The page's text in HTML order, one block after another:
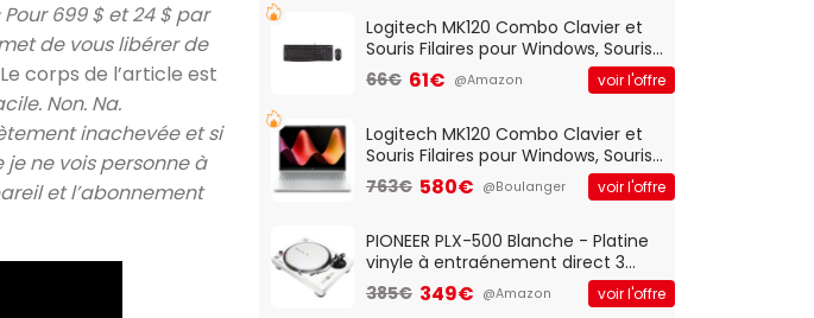
Pour 699 $ et 24 $ par
de vous libérer de
Le corps de l’article est
Non. Na.
inachevée et si
ne vois personne à
et l’abonnement
Logitech MK120 Combo Clavier et
Souris Filaires pour Windows, Souris
Optique Filaire, Connexion USB Plug
And Play, Confortable, Taille
QWERTY UK - Noir
66€ 61€ @Amazon voir l'offre
Logitech MK120 Combo Clavier et
Souris Filaires pour Windows, Souris
Optique Filaire, Connexion USB Plug
And Play, Confortable, Taille
QWERTY UK - Noir
763€ 580€ @Boulanger voir l'offre
PIONEER PLX-500 Blanche - Platine
vinyle à entraénement direct 3
vitesses (33-45-78 trs/min) avec
pre-ampli intégré et port USB
385€ 349€ @Amazon voir l'offre